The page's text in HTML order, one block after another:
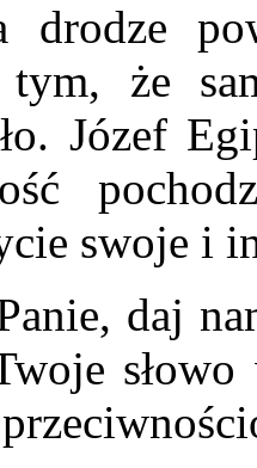
drodze
tym, że
Józef
swoje i
daj